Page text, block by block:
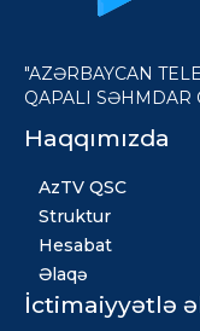
"AZƏRBAYCAN
QAPALI SƏHMDAR
Haqqımızda
AzTV QSC
Struktur
Hesabat
Əlaqə
İctimaiyyətlə